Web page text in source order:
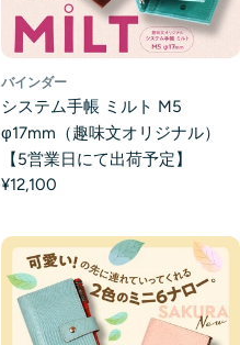
バインダー
システム手帳 ミルト M5
φ17mm（趣味文オリジナル）
【5営業日にて出荷予定】
¥12,100